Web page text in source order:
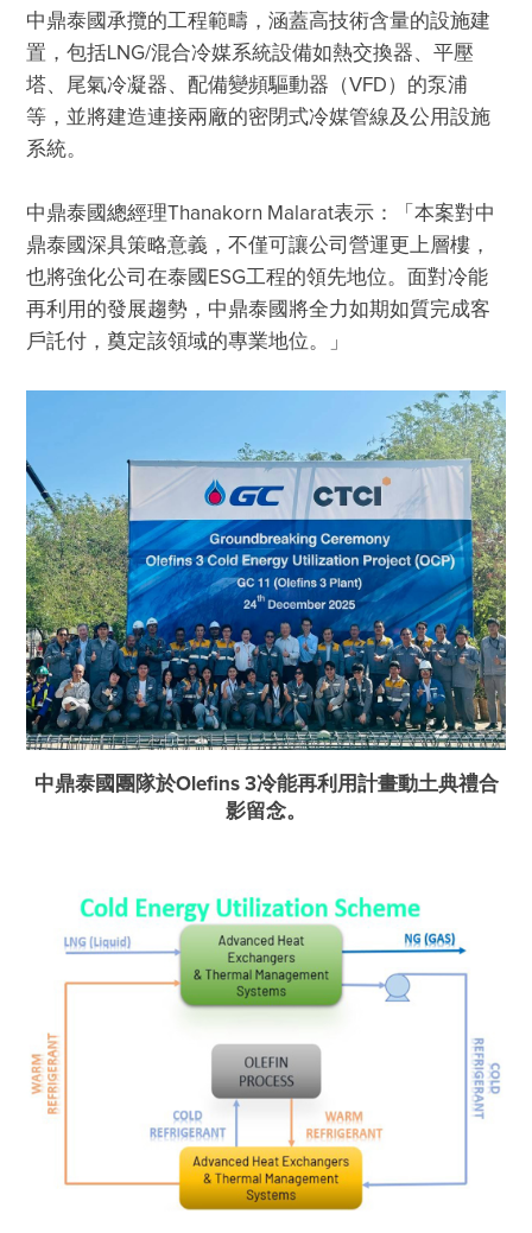
中鼎泰國承攬的工程範疇，涵蓋高技術含量的設施建
置，包括LNG/混合冷媒系統設備如熱交換器、平壓
塔、尾氣冷凝器、配備變頻驅動器（VFD）的泵浦
等，並將建造連接兩廠的密閉式冷媒管線及公用設施
中鼎泰國總經理Thanakorn Malarat表示：「本案對中
鼎泰國深具策略意義，不僅可讓公司營運更上層樓，
也將強化公司在泰國ESG工程的領先地位。面對冷能
再利用的發展趨勢，中鼎泰國將全力如期如質完成客
中鼎泰國團隊於Olefins 3冷能再利用計畫動土典禮合
影留念。